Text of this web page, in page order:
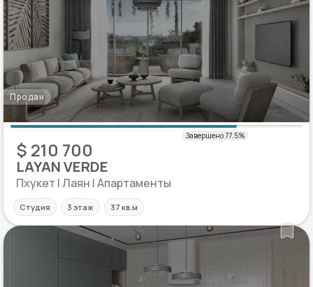
Продан
$ 210 700
LAYAN VERDE
Пхукет | Лаян | Апартаменты
Студия 3 этаж 37 кв.м